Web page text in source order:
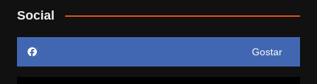
Social
Gostar